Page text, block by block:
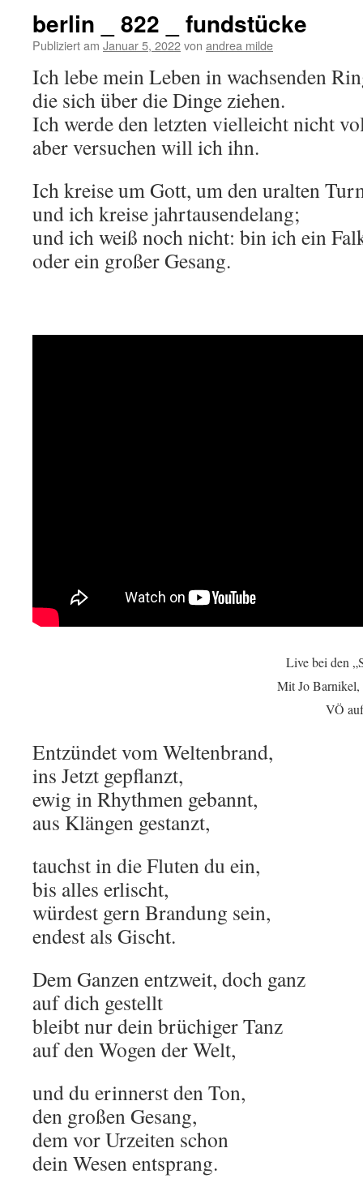
berlin _ 822 _ fundstücke
Publiziert am Januar 5, 2022von andrea milde
Ich lebe mein Leben in wachsenden
die sich über die Dinge ziehen.
Ich werde den letzten vielleicht nicht
aber versuchen will ich ihn.
Ich kreise um Gott, um den uralten
und ich kreise jahrtausendelang;
und ich weiß noch nicht: bin ich ein
oder ein großer Gesang.
Live bei den
Mit Jo Barnikel,
VÖ
Entzündet vom Weltenbrand,
ins Jetzt gepflanzt,
ewig in Rhythmen gebannt,
aus Klängen gestanzt,
tauchst in die Fluten du ein,
bis alles erlischt,
würdest gern Brandung sein,
endest als Gischt.
Dem Ganzen entzweit, doch ganz
auf dich gestellt
bleibt nur dein brüchiger Tanz
auf den Wogen der Welt,
und du erinnerst den Ton,
den großen Gesang,
dem vor Urzeiten schon
dein Wesen entsprang.